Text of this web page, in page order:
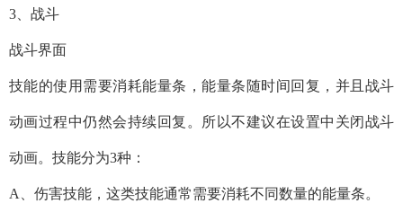
3、战斗
战斗界面
技能的使用需要消耗能量条，能量条随时间回复，并且战斗
动画过程中仍然会持续回复。所以不建议在设置中关闭战斗
动画。技能分为3种：
A、伤害技能，这类技能通常需要消耗不同数量的能量条。